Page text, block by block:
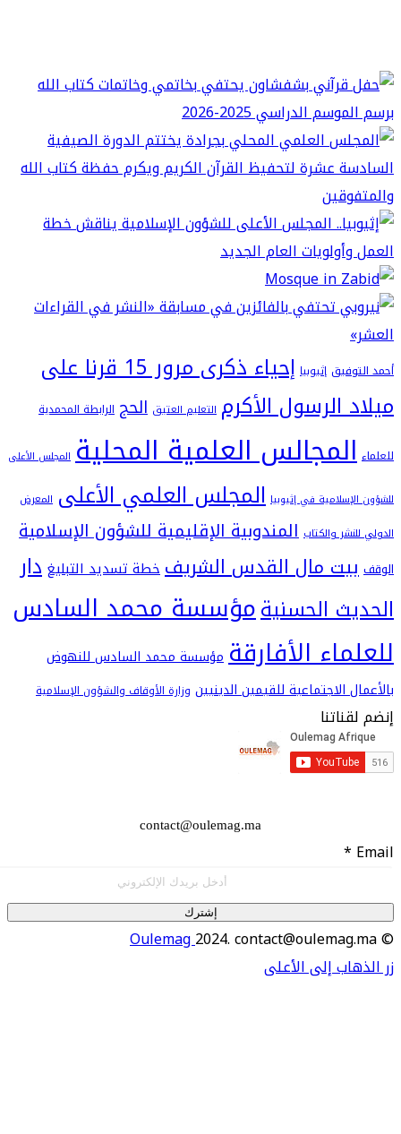
إثيوبيا
إحياء ذكرى مرور 15 قرنا على
الرسول الأكرم التعليم العتيق الحج الرابطة المحمدية
العلمية المحلية المجلس الأعلى
في إثيوبيا المجلس العلمي الأعلى المعرض
والكتاب المندوبية الإقليمية للشؤون الإسلامية
مال القدس الشريفخطة تسديد التبليغدار
الحسنيةمؤسسة محمد السادس
الأفارقةمؤسسة محمد السادس للنهوض
الاجتماعية للقيمين الدينيين وزارة الأوقاف والشؤون الإسلامية
contact@oulemag.ma
Oulemag2024.
إلى الأعلى